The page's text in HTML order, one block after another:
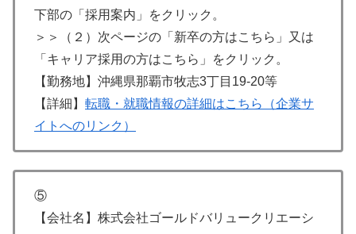
下部の「採用案内」をクリック。
＞＞（２）次ページの「新卒の方はこちら」又は
「キャリア採用の方はこちら」をクリック。
【勤務地】沖縄県那覇市牧志3丁目19-20等
【詳細】 転職・就職情報の詳細はこちら（企業サ
イトへのリンク）
⑤
【会社名】株式会社ゴールドバリュークリエーシ